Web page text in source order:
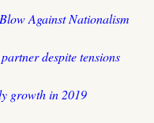
Against Nationalism
despite tensions
growth in 2019